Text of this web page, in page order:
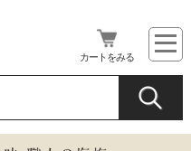
カートをみる